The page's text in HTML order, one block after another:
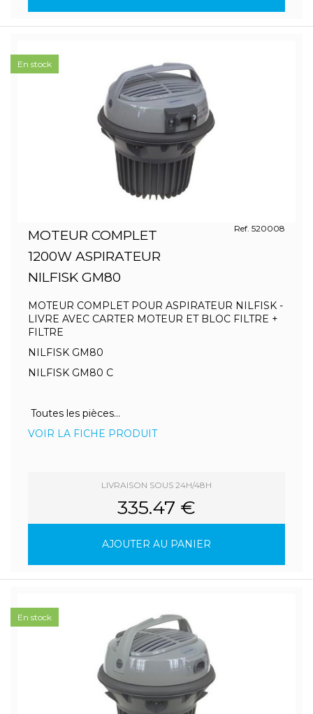
MOTEUR COMPLET
1200W ASPIRATEUR
NILFISK GM80
Ref. 520008
MOTEUR COMPLET POUR ASPIRATEUR NILFISK -
LIVRE AVEC CARTER MOTEUR ET BLOC FILTRE +
FILTRE
NILFISK GM80
NILFISK GM80 C
Toutes les pièces...
VOIR LA FICHE PRODUIT
LIVRAISON SOUS 24H/48H
335.47 €
AJOUTER AU PANIER
En stock
En stock